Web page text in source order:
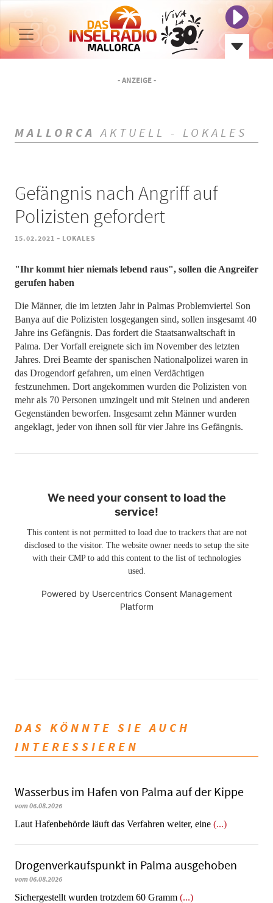
- ANZEIGE -
MALLORCA AKTUELL - LOKALES
Gefängnis nach Angriff auf
Polizisten gefordert
15.02.2021 - LOKALES
"Ihr kommt hier niemals lebend raus", sollen die Angreifer
gerufen haben
Die Männer, die im letzten Jahr in Palmas Problemviertel Son
Banya auf die Polizisten losgegangen sind, sollen insgesamt 40
Jahre ins Gefängnis. Das fordert die Staatsanwaltschaft in
Palma. Der Vorfall ereignete sich im November des letzten
Jahres. Drei Beamte der spanischen Nationalpolizei waren in
das Drogendorf gefahren, um einen Verdächtigen
festzunehmen. Dort angekommen wurden die Polizisten von
mehr als 70 Personen umzingelt und mit Steinen und anderen
Gegenständen beworfen. Insgesamt zehn Männer wurden
angeklagt, jeder von ihnen soll für vier Jahre ins Gefängnis.
We need your consent to load the
service!
This content is not permitted to load due to trackers that are not
disclosed to the visitor. The website owner needs to setup the site
with their CMP to add this content to the list of technologies
used.
Powered by Usercentrics Consent Management
Platform
DAS KÖNNTE SIE AUCH
INTERESSIEREN
Wasserbus im Hafen von Palma auf der Kippe
vom 06.08.2026
Laut Hafenbehörde läuft das Verfahren weiter, eine (...)
Dro­gen­ver­kaufs­punkt in Palma ausgehoben
vom 06.08.2026
​​​​​​​Sichergestellt wurden trotzdem 60 Gramm (...)